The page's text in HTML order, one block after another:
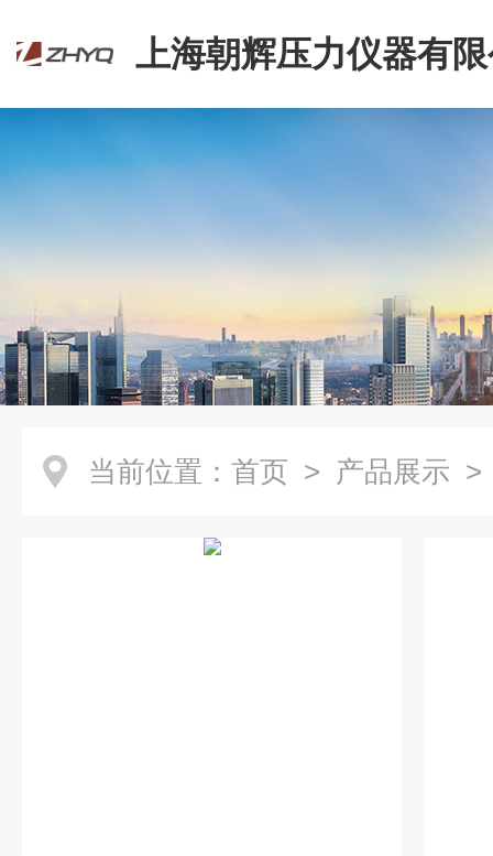
上海朝辉压力仪器有
当前位置： 首页 > 产品展示